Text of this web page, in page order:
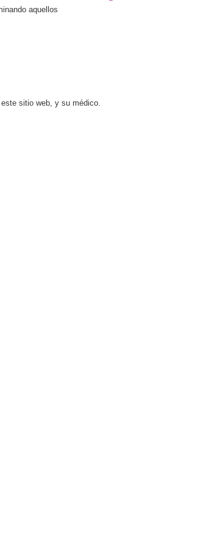
aquellos
sitio web, y su médico.